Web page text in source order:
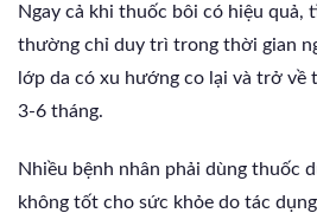
Ngay cả khi thuốc bôi có hiệu quả,
thường chỉ duy trì trong thời gian
lớp da có xu hướng co lại và trở về
3-6 tháng.
Nhiều bệnh nhân phải dùng thuốc
không tốt cho sức khỏe do tác